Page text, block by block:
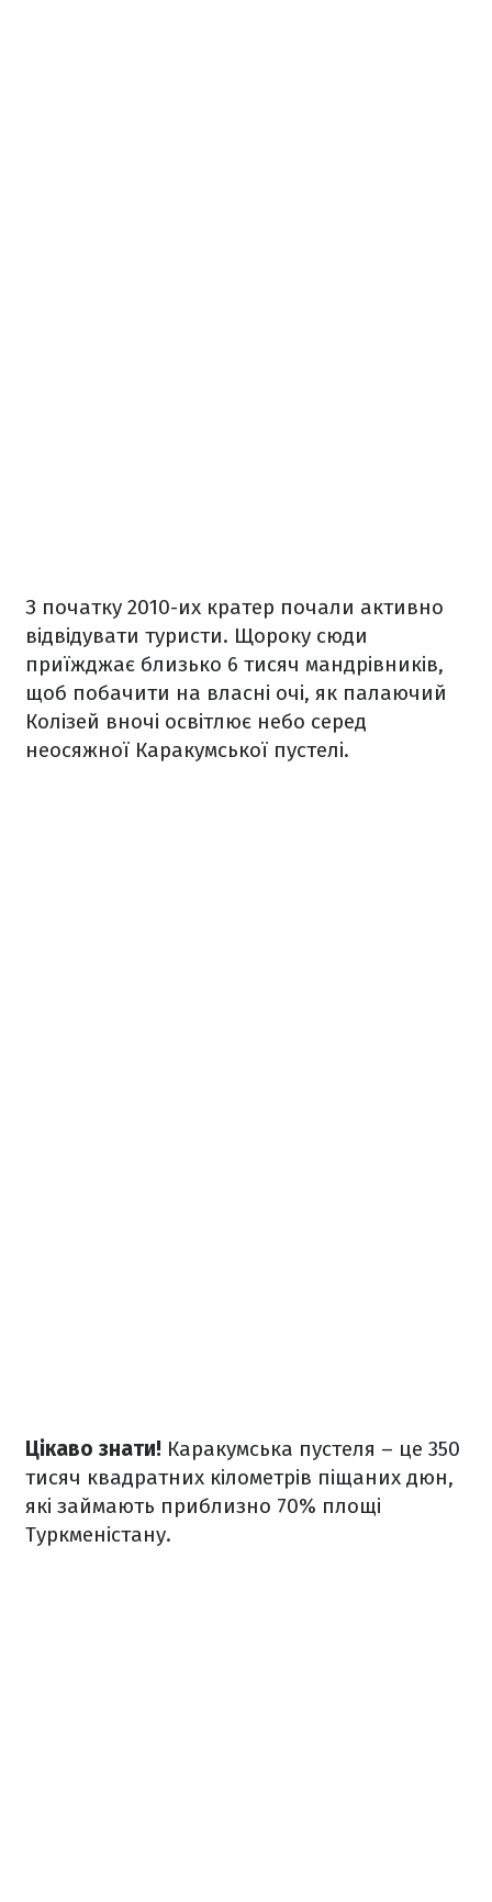
З початку 2010-их кратер почали активно
відвідувати туристи. Щороку сюди
приїжджає близько 6 тисяч мандрівників,
щоб побачити на власні очі, як палаючий
Колізей вночі освітлює небо серед
неосяжної Каракумської пустелі.
Цікаво знати! Каракумська пустеля – це 350
тисяч квадратних кілометрів піщаних дюн,
які займають приблизно 70% площі
Туркменістану.